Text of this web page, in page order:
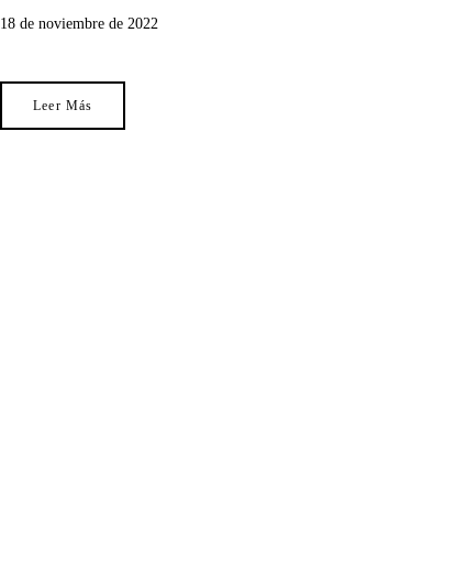
18 de noviembre de 2022
Leer Más